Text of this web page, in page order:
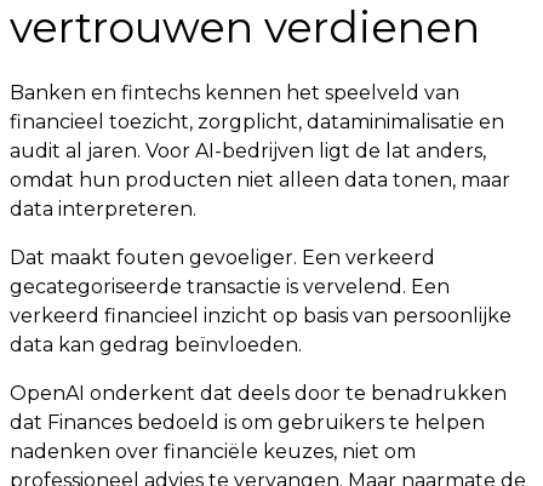
vertrouwen verdienen
Banken en fintechs kennen het speelveld van
financieel toezicht, zorgplicht, dataminimalisatie en
audit al jaren. Voor AI-bedrijven ligt de lat anders,
omdat hun producten niet alleen data tonen, maar
data interpreteren.
Dat maakt fouten gevoeliger. Een verkeerd
gecategoriseerde transactie is vervelend. Een
verkeerd financieel inzicht op basis van persoonlijke
data kan gedrag beïnvloeden.
OpenAI onderkent dat deels door te benadrukken
dat Finances bedoeld is om gebruikers te helpen
nadenken over financiële keuzes, niet om
professioneel advies te vervangen. Maar naarmate de